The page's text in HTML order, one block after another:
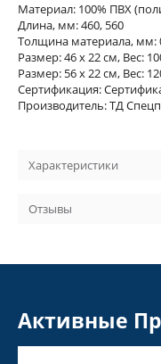
Материал: 100% ПВХ
Длина, мм: 460, 560
Толщина материала, мм:
Размер: 46 х 22 см, Вес:
Размер: 56 х 22 см, Вес:
Сертификация:
Производитель: ТД
Характеристики
Отзывы
Активные